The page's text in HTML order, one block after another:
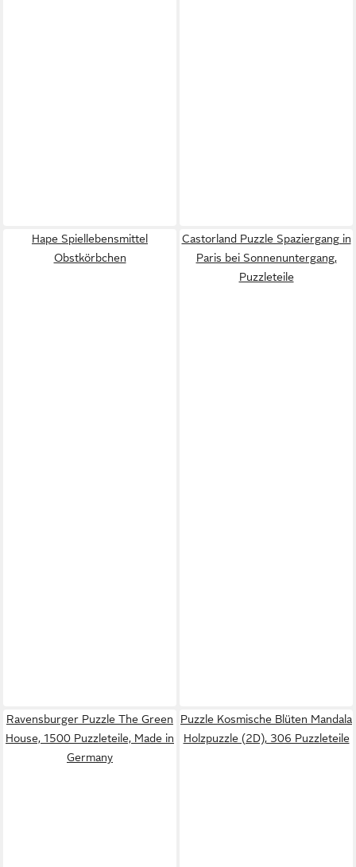
Hape Spiellebensmittel
Obstkörbchen
Castorland Puzzle Spaziergang in
Paris bei Sonnenuntergang,
Puzzleteile
Ravensburger Puzzle The Green
House, 1500 Puzzleteile, Made in
Germany
Puzzle Kosmische Blüten Mandala
Holzpuzzle (2D), 306 Puzzleteile